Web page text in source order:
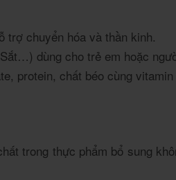
trợ chuyển hóa và thần kinh.
dùng cho trẻ em hoặc
protein, chất béo cùng
trong thực phẩm bổ sung